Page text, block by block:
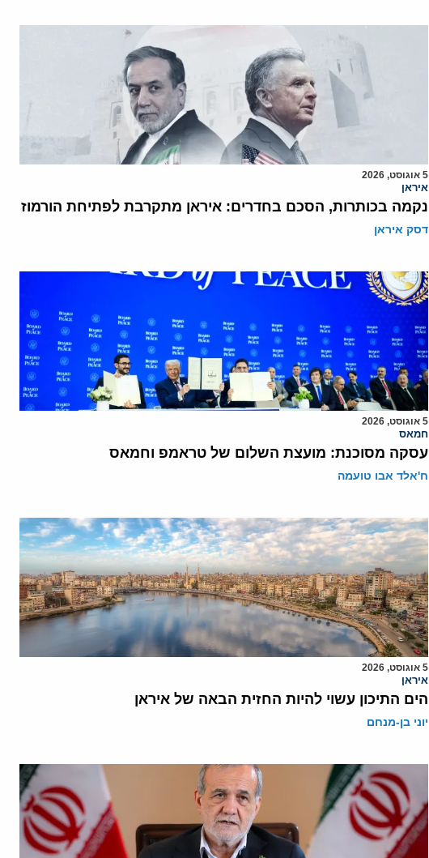
5 אוגוסט, 2026
איראן
נקמה בכותרות, הסכם בחדרים: איראן מתקרבת לפתיחת הורמוז
דסק איראן
5 אוגוסט, 2026
חמאס
עסקה מסוכנת: מועצת השלום של טראמפ וחמאס
ח'אלד אבו טועמה
5 אוגוסט, 2026
איראן
הים התיכון עשוי להיות החזית הבאה של איראן
יוני בן-מנחם